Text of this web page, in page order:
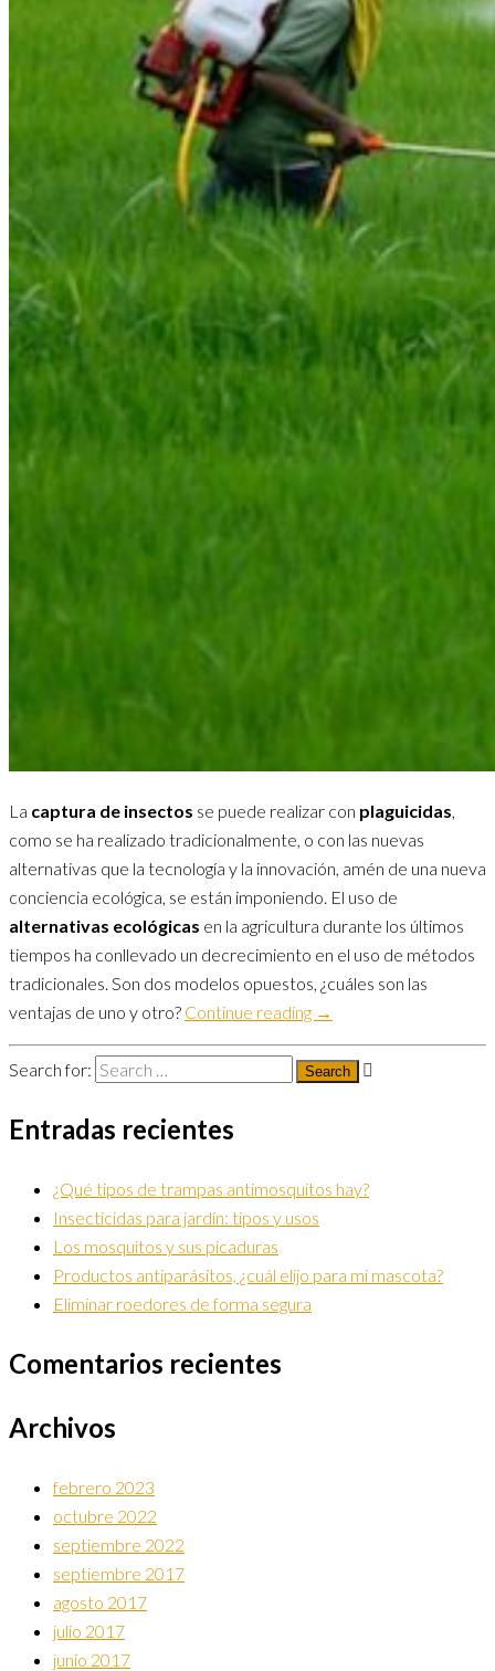
La captura de insectos se puede realizar con plaguicidas
como se ha realizado tradicionalmente, o con las nuevas
alternativas que la tecnología y la innovación, amén de una nueva
conciencia ecológica, se están imponiendo. El uso de
alternativas ecológicas en la agricultura durante los últimos
tiempos ha conllevado un decrecimiento en el uso de métodos
tradicionales. Son dos modelos opuestos, ¿cuáles son las
ventajas de uno y otro? Continue reading →
Search for:
Entradas recientes
¿Qué tipos de trampas antimosquitos hay?
Insecticidas para jardín: tipos y usos
Los mosquitos y sus picaduras
Productos antiparásitos, ¿cuál elijo para mi mascota?
Eliminar roedores de forma segura
Comentarios recientes
Archivos
febrero 2023
octubre 2022
septiembre 2022
septiembre 2017
agosto 2017
julio 2017
junio 2017